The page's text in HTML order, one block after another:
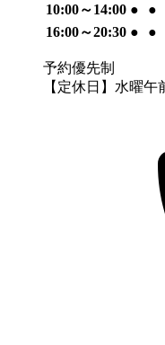
10:00～14:00 ● ●
16:00～20:30 ● ●
予約優先制
【定休日】水曜